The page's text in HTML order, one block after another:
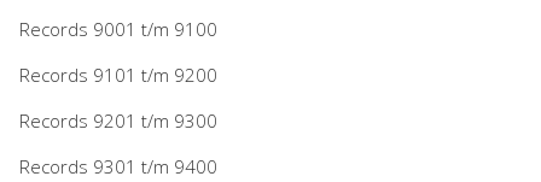
Records 9001 t/m 9100
Records 9101 t/m 9200
Records 9201 t/m 9300
Records 9301 t/m 9400